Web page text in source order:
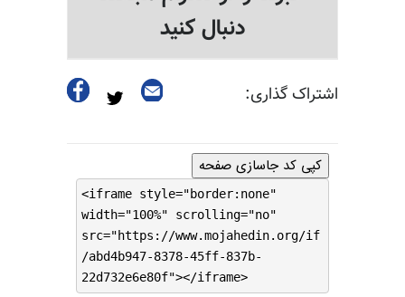
دنبال کنید
اشتراک گذاری:
کپی کد جاسازی صفحه
<iframe style="border:none"
width="100%" scrolling="no"
src="https://www.mojahedin.org/if
/abd4b947-8378-45ff-837b-
22d732e6e80f"></iframe>